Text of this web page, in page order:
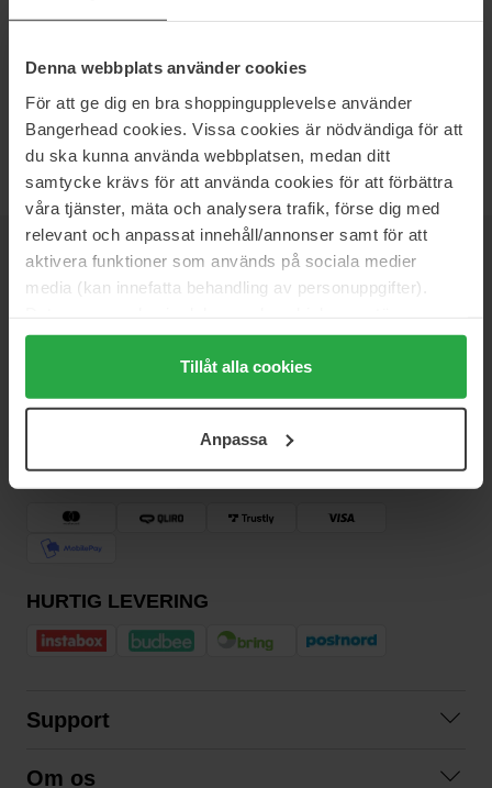
Denna webbplats använder cookies
För att ge dig en bra shoppingupplevelse använder
Bangerhead cookies. Vissa cookies är nödvändiga för att
du ska kunna använda webbplatsen, medan ditt
samtycke krävs för att använda cookies för att förbättra
våra tjänster, mäta och analysera trafik, förse dig med
relevant och anpassat innehåll/annonser samt för att
aktivera funktioner som används på sociala medier
media (kan innefatta behandling av personuppgifter).
Genom att trycka på "Tillåt alla cookies" accepterar du
alla cookies, medan du under "Detaljer" kan anpassa
användningen av cookies. Du kan när som helst återkalla
samt vår Integritetspolicy.
Tillåt alla cookies
Anpassa
grundlagt af den malaysiske designer med samme navn. Mærket
desuden lavet en kollektion for Hennes & Mauritz i 2009.
selvtillid. Duften er rig, varm og dyb med en gemt, lokkende
seksualitet.
NYHEDSBREV
VÆR DEN FØRSTE TIL AT VIDE DET
Vil du have de bedste beauty-nyheder direkte i din indbakke?
Vi giver dig de seneste trends, tips og eksklusive tilbud!
HURTIG LEVERING
Support
Om os